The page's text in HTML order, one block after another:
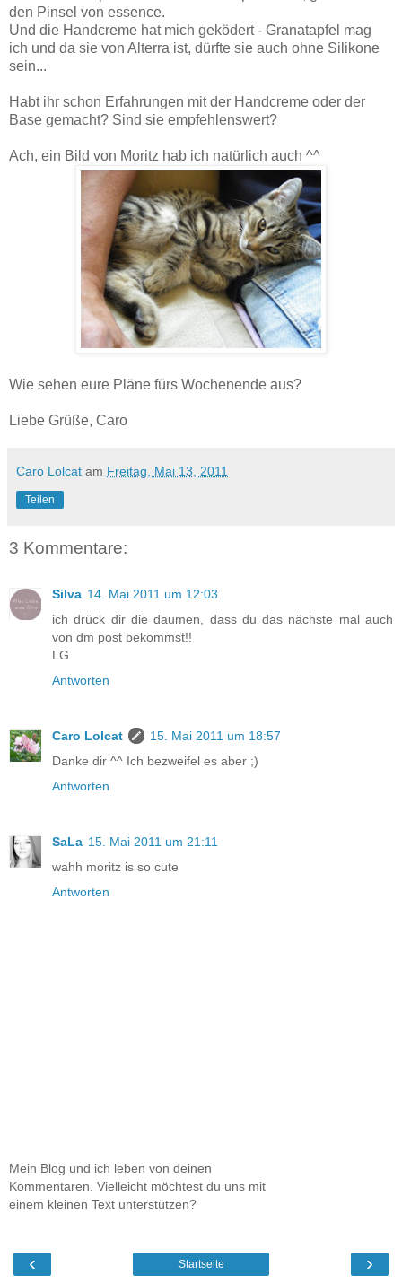
den Pinsel von essence.
Und die Handcreme hat mich geködert - Granatapfel mag
ich und da sie von Alterra ist, dürfte sie auch ohne Silikone
sein...
Habt ihr schon Erfahrungen mit der Handcreme oder der
Base gemacht? Sind sie empfehlenswert?
Ach, ein Bild von Moritz hab ich natürlich auch ^^
Wie sehen eure Pläne fürs Wochenende aus?
Liebe Grüße, Caro
Caro Lolcat am Freitag, Mai 13, 2011
Teilen
3 Kommentare:
Silva 14. Mai 2011 um 12:03
ich drück dir die daumen, dass du das nächste mal auch
von dm post bekommst!!
LG
Antworten
Caro Lolcat
15. Mai 2011 um 18:57
Danke dir ^^ Ich bezweifel es aber ;)
Antworten
SaLa 15. Mai 2011 um 21:11
wahh moritz is so cute
Antworten
Mein Blog und ich leben von deinen
Kommentaren. Vielleicht möchtest du uns mit
einem kleinen Text unterstützen?
‹ ›
Startseite